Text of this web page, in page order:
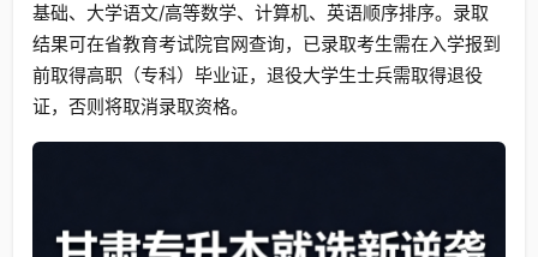
基础、大学语文/高等数学、计算机、英语顺序排序。录取
结果可在省教育考试院官网查询，已录取考生需在入学报到
前取得高职（专科）毕业证，退役大学生士兵需取得退役
证，否则将取消录取资格。